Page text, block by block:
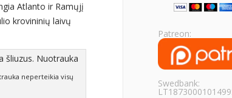
Atlanto ir Ramųjį
krovininių laivų
neperteikia visų
Patreon:
Swedbank: